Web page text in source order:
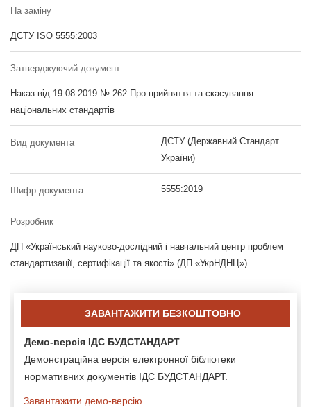
На заміну
ДСТУ ISO 5555:2003
Затверджуючий документ
Наказ від 19.08.2019 № 262 Про прийняття та скасування
національних стандартів
Вид документа
ДСТУ (Державний Стандарт
України)
Шифр документа 5555:2019
Розробник
ДП «Український науково-дослідний і навчальний центр проблем
стандартизації, сертифікації та якості» (ДП «УкрНДНЦ»)
ЗАВАНТАЖИТИ БЕЗКОШТОВНО
Демо-версія ІДС БУДСТАНДАРТ
Демонстраційна версія електронної бібліотеки
нормативних документів ІДС БУДСТАНДАРТ.
Завантажити демо-версію